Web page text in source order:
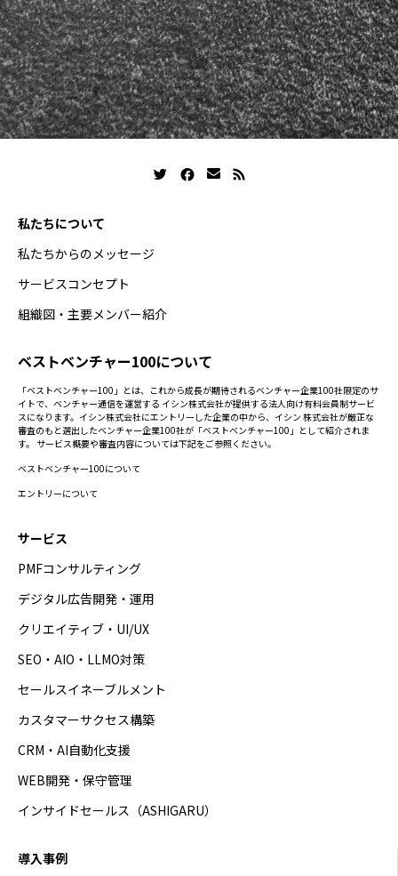
私たちについて
私たちからのメッセージ
サービスコンセプト
組織図・主要メンバー紹介
ベストベンチャー100について
「ベストベンチャー100」とは、これから成長が期待されるベンチャー企業100社限定のサ
イトで、ベンチャー通信を運営する イシン株式会社が提供する法人向け有料会員制サービ
スになります。イシン株式会社にエントリーした企業の中から、イシン 株式会社が厳正な
審査のもと選出したベンチャー企業100社が「ベストベンチャー100」として紹介されま
す。 サービス概要や審査内容については下記をご参照ください。
ベストベンチャー100について
エントリーについて
サービス
PMFコンサルティング
デジタル広告開発・運用
クリエイティブ・UI/UX
SEO・AIO・LLMO対策
セールスイネーブルメント
カスタマーサクセス構築
CRM・AI自動化支援
WEB開発・保守管理
インサイドセールス（ASHIGARU）
導入事例